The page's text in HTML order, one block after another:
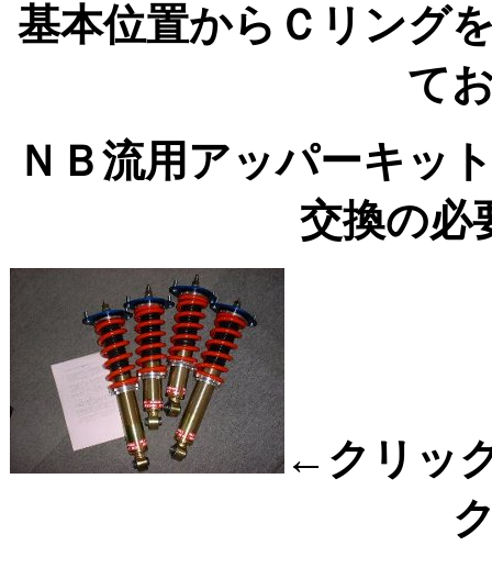
基本位置からＣリング
て
ＮＢ流用アッパーキッ
交換の必
←クリッ